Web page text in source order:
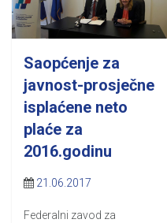
Saopćenje za
javnost-prosječne
isplaćene neto
plaće za
2016.godinu
21.06.2017
Federalni zavod za